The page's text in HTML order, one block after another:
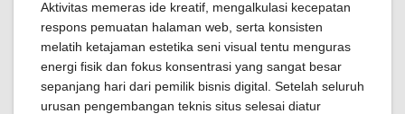
Aktivitas memeras ide kreatif, mengalkulasi kecepatan
respons pemuatan halaman web, serta konsisten
melatih ketajaman estetika seni visual tentu menguras
energi fisik dan fokus konsentrasi yang sangat besar
sepanjang hari dari pemilik bisnis digital. Setelah seluruh
urusan pengembangan teknis situs selesai diatur